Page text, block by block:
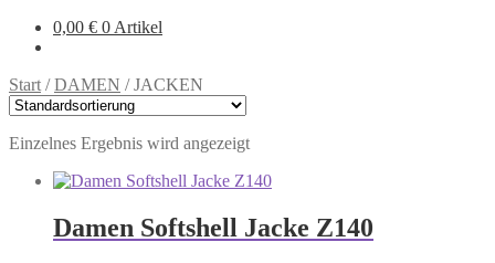
0,00 € 0 Artikel
Start /DAMEN /JACKEN
Einzelnes Ergebnis wird angezeigt
Damen Softshell Jacke Z140